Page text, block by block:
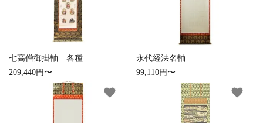
七高僧御掛軸 各種
209,440円〜
永代経法名軸
99,110円〜
favorite favorite
カテゴリー